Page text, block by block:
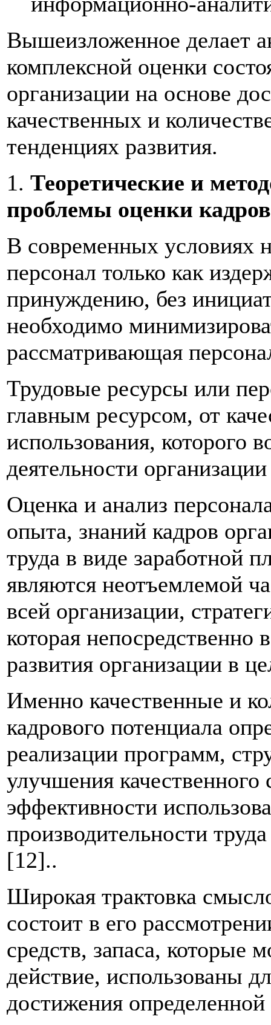
Вышеизложенное делает
комплексной оценки
организации на основе
качественных и
тенденциях развития.
1. Теоретические и
проблемы оценки
В современных условиях
персонал только как
принуждению, без
необходимо
рассматривающая
Трудовые ресурсы или
главным ресурсом, от
использования, которого
деятельности
Оценка и анализ
опыта, знаний кадров
труда в виде заработной
являются неотъемлемой
всей организации,
которая непосредственно
развития организации в
Именно качественные и
кадрового потенциала
реализации программ,
улучшения
эффективности
производительности
[12]..
Широкая трактовка
состоит в его
средств, запаса, которые
действие, использованы
достижения